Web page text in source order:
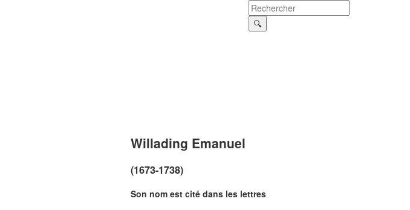
Willading Emanuel
(1673-1738)
Son nom est cité dans les lettres